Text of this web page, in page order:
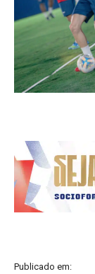
Publicado em: